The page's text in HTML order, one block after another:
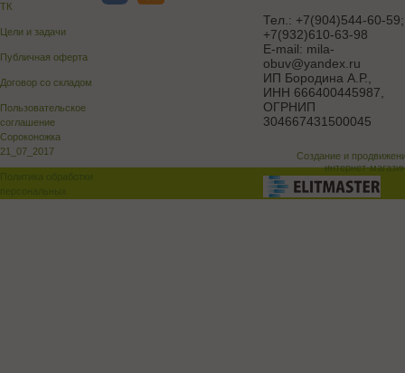
ТК
Цели и задачи
Публичная оферта
Договор со складом
Пользовательское
соглашение
Сороконожка
21_07_2017
Тел.: +7(904)544-60-59;
+7(932)610-63-98
E-mail: mila-
obuv@yandex.ru
ИП Бородина А.Р.
ИНН 666400445987,
ОГРНИП
304667431500045
Создание и
интернет-